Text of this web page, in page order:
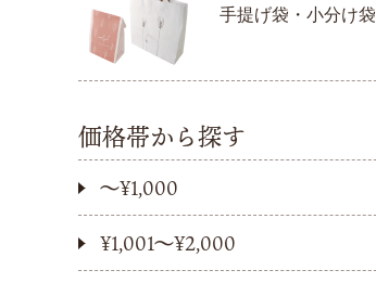
手提げ袋・小分け袋
価格帯から探す
〜¥1,000
¥1,001〜¥2,000